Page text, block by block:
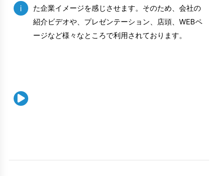
i
た企業イメージを感じさせます。そのため、会社の
紹介ビデオや、プレゼンテーション、店頭、WEBペ
ージなど様々なところで利用されております。
